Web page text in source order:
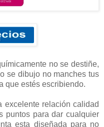
no se destiñe,
se dibujo no manches tus
que estés escribiendo.
excelente relación calidad
puntos para dar cualquier
esta diseñada para no